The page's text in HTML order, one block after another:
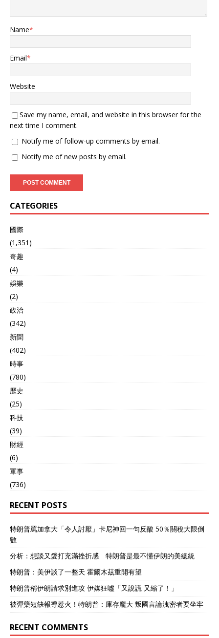
Name*
Email*
Website
Save my name, email, and website in this browser for the
next time I comment.
Notify me of follow-up comments by email.
Notify me of new posts by email.
CATEGORIES
國際
(1,351)
奇趣
(4)
娛樂
(2)
政治
(342)
新聞
(402)
時事
(780)
歷史
(25)
科技
(39)
財經
(6)
軍事
(736)
RECENT POSTS
特朗普罵加拿大「令人討厭」卡尼神回一句反酸 50％關稅大限倒
數
分析：想談又愛打充滿挫折感 特朗普是最不懂伊朗的美總統
特朗普：美伊談了一整天 霍爾木茲重開有望
特朗普稱伊朗請求別進攻 伊媒狂噓「又說謊 又縮了！」
被彈藥短缺報導惹火！特朗普：庫存龐大 叛國言論洩密者要坐牢
RECENT COMMENTS